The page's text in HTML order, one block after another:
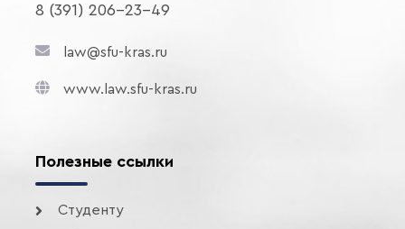
8 (391) 206-23-49
law@sfu-kras.ru
www.law.sfu-kras.ru
Полезные ссылки
Студенту